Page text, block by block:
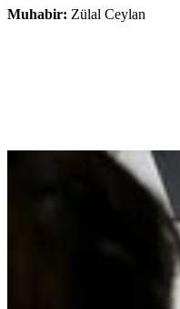
Muhabir: Zülal Ceylan